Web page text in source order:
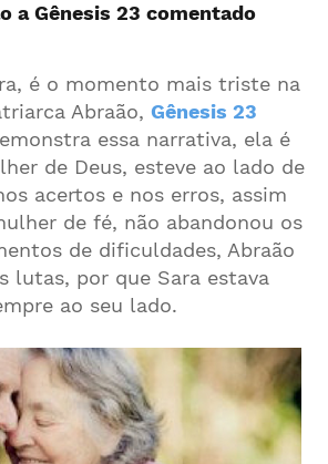
a Gênesis 23 comentado
é o momento mais triste na
Abraão, Gênesis 23
essa narrativa, ela é
de Deus, esteve ao lado de
acertos e nos erros, assim
de fé, não abandonou os
de dificuldades, Abraão
lutas, por que Sara estava
ao seu lado.